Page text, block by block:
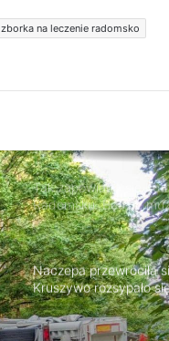
zborka na leczenie radomsko
Trwa remont
Zmieniły się trasy
Tak zapowiada się
Radomsku. Będzie
atrakcje dla rodzin
Naczepa przewróciła
Kruszywo rozsypało